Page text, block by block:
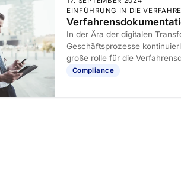
EINFÜHRUNG IN DIE
In der Ära der digitalen
Geschäftsprozesse
große rolle für die
Implementierung und dem
Compliance